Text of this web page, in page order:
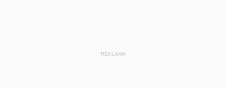
REKLAMA